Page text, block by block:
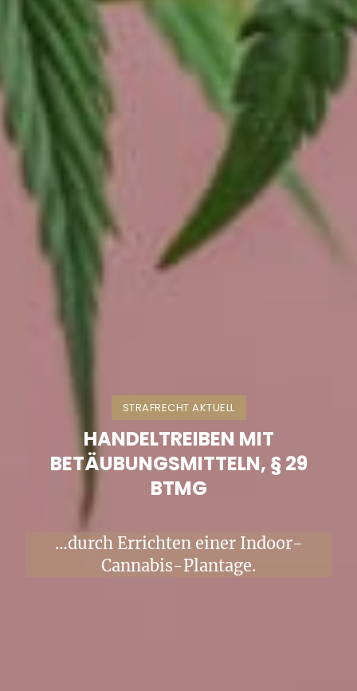
HANDELTREIBEN MIT
BETÄUBUNGSMITTELN, § 29
BTMG
…durch Errichten einer Indoor-
Cannabis-Plantage.
STRAFRECHT AKTUELL